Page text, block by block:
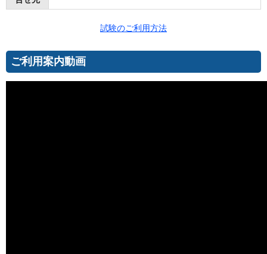
試験のご利用方法
ご利用案内動画